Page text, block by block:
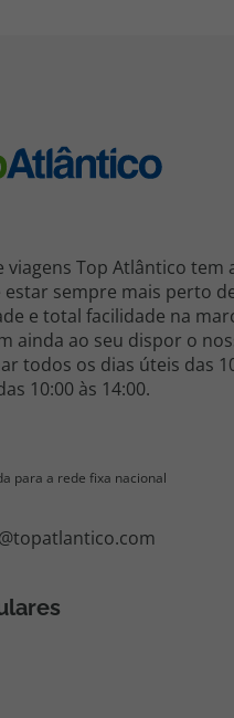
viagens Top Atlântico tem
sempre mais perto
e total facilidade na
ainda ao seu dispor o
todos os dias úteis das
10:00 às 14:00.
para a rede fixa nacional